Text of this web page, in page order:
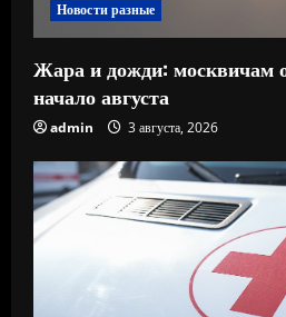
Новости разные
Жара и дожди: москвичам
начало августа
admin 3 августа, 2026